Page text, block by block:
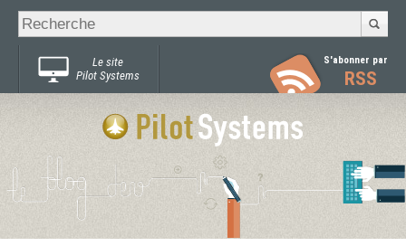
Chercher par
Recherche
avancée…
Le site
Pilot Systems
S'abonner par
RSS